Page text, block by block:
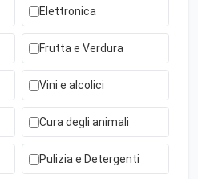
Elettronica
Frutta e Verdura
Vini e alcolici
Cura degli animali
Pulizia e Detergenti